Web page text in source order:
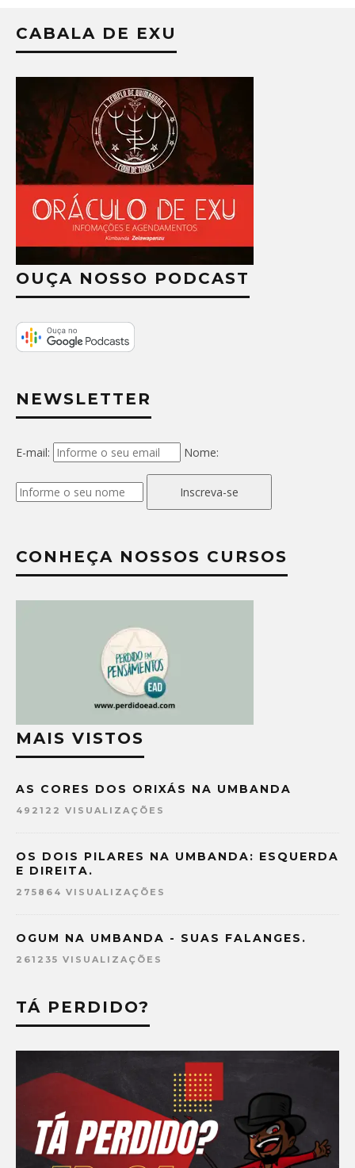
CABALA DE EXU
OUÇA NOSSO PODCAST
NEWSLETTER
E-mail: Nome:
Inscreva-se
CONHEÇA NOSSOS CURSOS
MAIS VISTOS
AS CORES DOS ORIXÁS NA UMBANDA
492122 VISUALIZAÇÕES
OS DOIS PILARES NA UMBANDA: ESQUERDA
E DIREITA.
275864 VISUALIZAÇÕES
OGUM NA UMBANDA - SUAS FALANGES.
261235 VISUALIZAÇÕES
TÁ PERDIDO?